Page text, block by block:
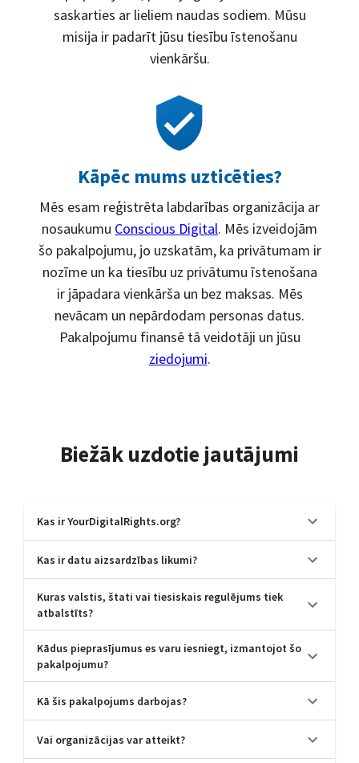
saskarties ar lieliem naudas sodiem. Mūsu
misija ir padarīt jūsu tiesību īstenošanu
vienkāršu.
Kāpēc mums uzticēties?
Mēs esam reģistrēta labdarības organizācija ar
nosaukumu Conscious Digital. Mēs izveidojām
šo pakalpojumu, jo uzskatām, ka privātumam ir
nozīme un ka tiesību uz privātumu īstenošana
ir jāpadara vienkārša un bez maksas. Mēs
nevācam un nepārdodam personas datus.
Pakalpojumu finansē tā veidotāji un jūsu
ziedojumi.
Biežāk uzdotie jautājumi
Kas ir YourDigitalRights.org?
Kas ir datu aizsardzības likumi?
Kuras valstis, štati vai tiesiskais regulējums tiek
atbalstīts?
Kādus pieprasījumus es varu iesniegt, izmantojot šo
pakalpojumu?
Kā šis pakalpojums darbojas?
Vai organizācijas var atteikt?